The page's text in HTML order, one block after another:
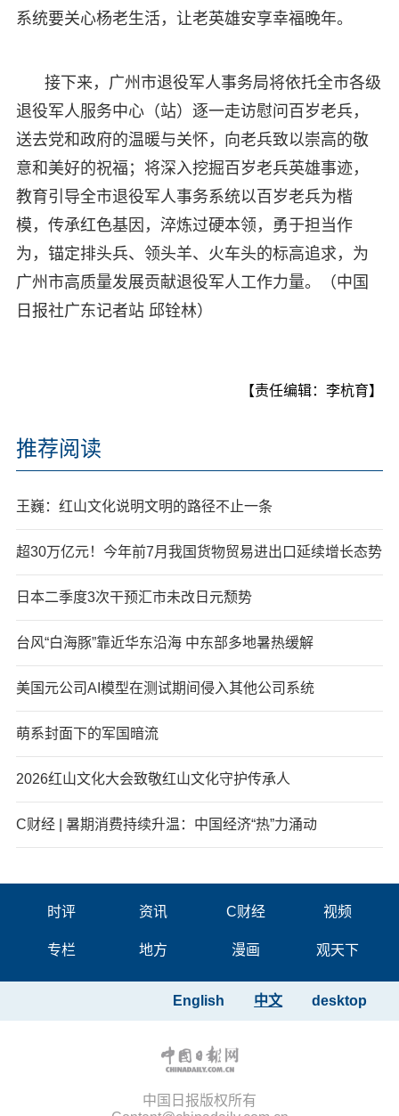
系统要关心杨老生活，让老英雄安享幸福晚年。
接下来，广州市退役军人事务局将依托全市各级
退役军人服务中心（站）逐一走访慰问百岁老兵，
送去党和政府的温暖与关怀，向老兵致以崇高的敬
意和美好的祝福；将深入挖掘百岁老兵英雄事迹，
教育引导全市退役军人事务系统以百岁老兵为楷
模，传承红色基因，淬炼过硬本领，勇于担当作
为，锚定排头兵、领头羊、火车头的标高追求，为
广州市高质量发展贡献退役军人工作力量。（中国
日报社广东记者站 邱铨林）
【责任编辑：李杭育】
推荐阅读
王巍：红山文化说明文明的路径不止一条
超30万亿元！今年前7月我国货物贸易进出口延续增长态势
日本二季度3次干预汇市未改日元颓势
台风“白海豚”靠近华东沿海 中东部多地暑热缓解
美国元公司AI模型在测试期间侵入其他公司系统
萌系封面下的军国暗流
2026红山文化大会致敬红山文化守护传承人
C财经 | 暑期消费持续升温：中国经济“热”力涌动
时评 资讯 C财经 视频
专栏 地方 漫画 观天下
desktop
中文
English
中国日报版权所有